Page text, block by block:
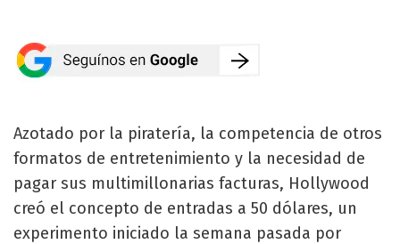
Azotado por la piratería, la competencia de otros
formatos de entretenimiento y la necesidad de
pagar sus multimillonarias facturas, Hollywood
creó el concepto de entradas a 50 dólares, un
experimento iniciado la semana pasada por